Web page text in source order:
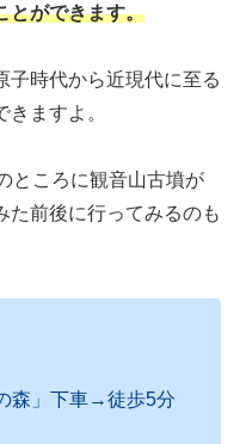
とができます。
子時代から近現代に至る
ますよ。
ところに観音山古墳が
た前後に行ってみるのも
森」下車→徒歩5分